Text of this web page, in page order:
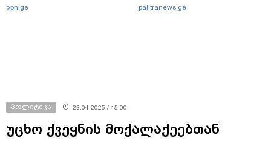
ახანგრძლივებს
bpn.ge
ჩადენილი განზრახ
palitranews.ge
პოლიტიკა 23.04.2025 / 15:00
უცხო ქვეყნის მოქალაქეებთან